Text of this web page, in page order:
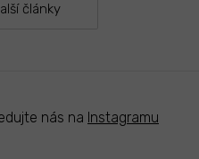
články
nás na Instagramu